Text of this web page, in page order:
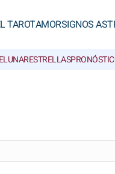
TAROTAMORSIGNOS
LUNARESTRELLAS